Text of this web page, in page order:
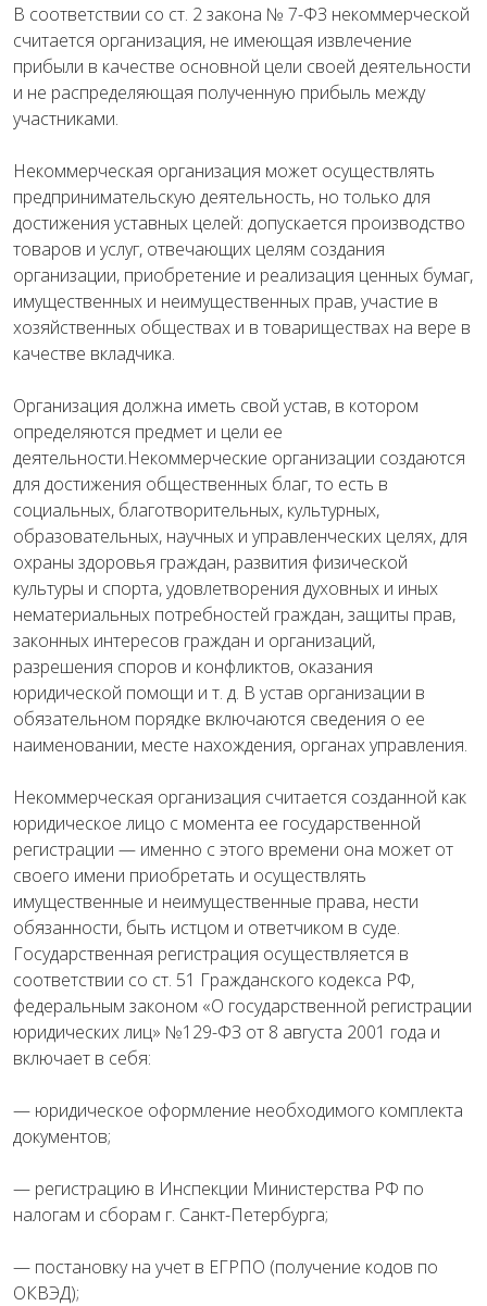
В соответствии со ст. 2 закона № 7-ФЗ некоммерческой
считается организация, не имеющая извлечение
прибыли в качестве основной цели своей деятельности
и не распределяющая полученную прибыль между
участниками.
Некоммерческая организация может осуществлять
предпринимательскую деятельность, но только для
достижения уставных целей: допускается производство
товаров и услуг, отвечающих целям создания
организации, приобретение и реализация ценных бумаг,
имущественных и неимущественных прав, участие в
хозяйственных обществах и в товариществах на вере в
качестве вкладчика.
Организация должна иметь свой устав, в котором
определяются предмет и цели ее
деятельности.Некоммерческие организации создаются
для достижения общественных благ, то есть в
социальных, благотворительных, культурных,
образовательных, научных и управленческих целях, для
охраны здоровья граждан, развития физической
культуры и спорта, удовлетворения духовных и иных
нематериальных потребностей граждан, защиты прав,
законных интересов граждан и организаций,
разрешения споров и конфликтов, оказания
юридической помощи и т. д. В устав организации в
обязательном порядке включаются сведения о ее
наименовании, месте нахождения, органах управления.
Некоммерческая организация считается созданной как
юридическое лицо с момента ее государственной
регистрации — именно с этого времени она может от
своего имени приобретать и осуществлять
имущественные и неимущественные права, нести
обязанности, быть истцом и ответчиком в суде.
Государственная регистрация осуществляется в
соответствии со ст. 51 Гражданского кодекса РФ,
федеральным законом «О государственной регистрации
юридических лиц» №129-ФЗ от 8 августа 2001 года и
включает в себя:
— юридическое оформление необходимого комплекта
документов;
— регистрацию в Инспекции Министерства РФ по
налогам и сборам г. Санкт-Петербурга;
— постановку на учет в ЕГРПО (получение кодов по
ОКВЭД);